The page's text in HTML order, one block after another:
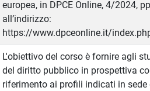
europea, in DPCE Online, 4/2024,
all’indirizzo:
https://www.dpceonline.it/
L'obiettivo del corso è fornire agli
del diritto pubblico in prospettiva
riferimento ai profili indicati in